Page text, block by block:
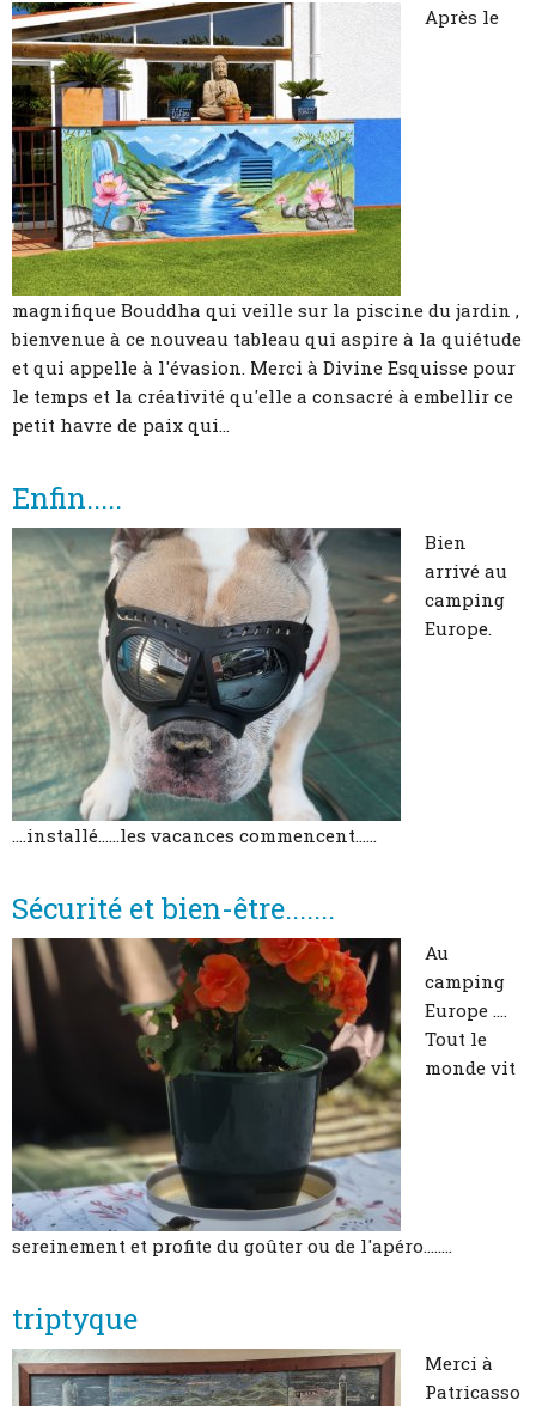
Après le
magnifique Bouddha qui veille sur la piscine du jardin ,
bienvenue à ce nouveau tableau qui aspire à la quiétude
et qui appelle à l'évasion. Merci à Divine Esquisse pour
le temps et la créativité qu'elle a consacré à embellir ce
petit havre de paix qui...
Enfin.....
Bien
arrivé au
camping
Europe.
....installé......les vacances commencent......
Sécurité et bien-être.......
Au
camping
Europe ....
Tout le
monde vit
sereinement et profite du goûter ou de l'apéro........
triptyque
Merci à
Patricasso